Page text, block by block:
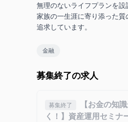
無理のないライフプランを
家族の一生涯に寄り添った質
追求しています。
金融
募集終了の求人
募集終了
【お金の知
く！】資産運用セミナ